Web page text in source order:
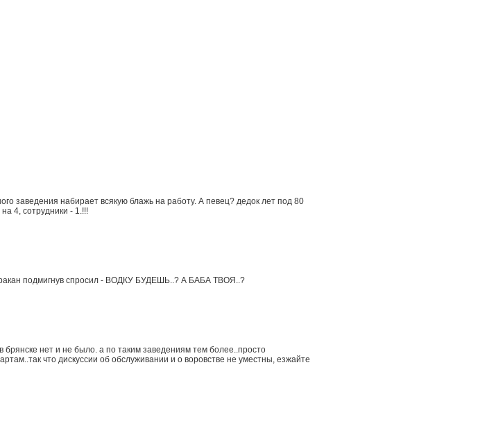
заведения набирает всякую блажь на работу. А певец? дедок лет под 80
4, сотрудники - 1.!!!
подмигнув спросил - ВОДКУ БУДЕШЬ..? А БАБА ТВОЯ..?
брянске нет и не было. а по таким заведениям тем более..просто
что дискуссии об обслуживании и о воровстве не уместны, езжайте